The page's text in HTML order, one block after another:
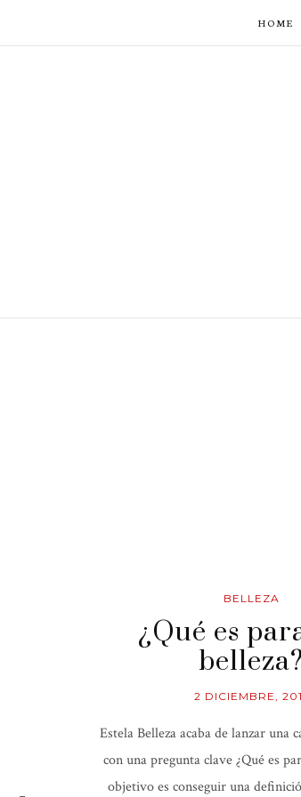
HOME
BELLEZA
¿Qué es
belleza?
2 DICIEMBRE,
Estela Belleza acaba de lanzar una
con una pregunta clave ¿Qué es
objetivo es conseguir una